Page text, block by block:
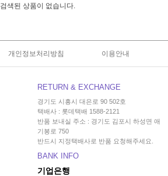
검색된 상품이 없습니다.
개인정보처리방침 이용안내
RETURN & EXCHANGE
경기도 시흥시 대은로 90 502호
택배사 : 롯데택배 1588-2121
반품 보내실 주소 : 경기도 김포시 하성면 애
기봉로 750
반드시 지정택배사로 반품 요청해주세요.
BANK INFO
기업은행